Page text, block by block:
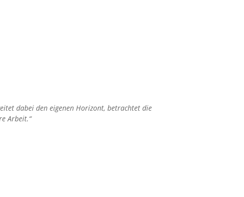
dabei den eigenen Horizont, betrachtet die
Arbeit.“